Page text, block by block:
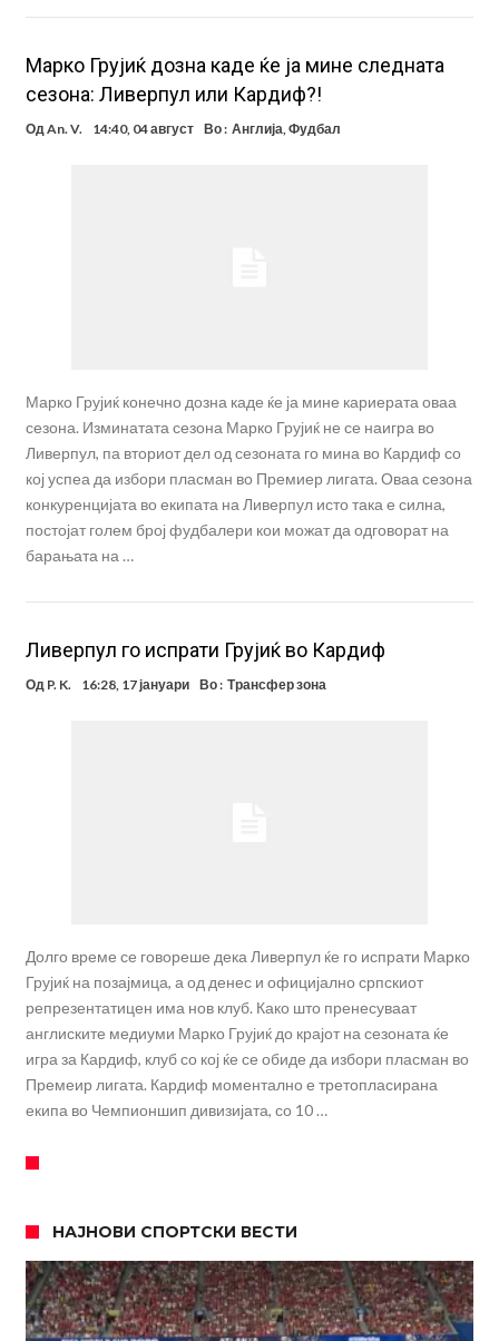
Марко Грујиќ дозна каде ќе ја мине следната
сезона: Ливерпул или Кардиф?!
ОдAn. V. 14:40, 04 август Во : Англија,Фудбал
Марко Грујиќ конечно дозна каде ќе ја мине кариерата оваа
сезона. Изминатата сезона Марко Грујиќ не се наигра во
Ливерпул, па вториот дел од сезоната го мина во Кардиф со
кој успеа да избори пласман во Премиер лигата. Оваа сезона
конкуренцијата во екипата на Ливерпул исто така е силна,
постојат голем број фудбалери кои можат да одговорат на
барањата на …
Ливерпул го испрати Грујиќ во Кардиф
Од P. K. 16:28, 17 јануари Во : Трансфер зона
Долго време се говореше дека Ливерпул ќе го испрати Марко
Грујиќ на позајмица, а од денес и официјално српскиот
репрезентатицен има нов клуб. Како што пренесуваат
англиските медиуми Марко Грујиќ до крајот на сезоната ќе
игра за Кардиф, клуб со кој ќе се обиде да избори пласман во
Премеир лигата. Кардиф моментално е третопласирана
екипа во Чемпионшип дивизијата, со 10 …
НАЈНОВИ СПОРТСКИ ВЕСТИ